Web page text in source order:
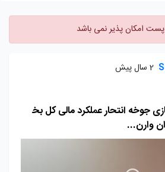
امکان پذیر نمی باشد
2 سال پیش
جوخه انتحار عملکرد مالی کل بخ
وارن...